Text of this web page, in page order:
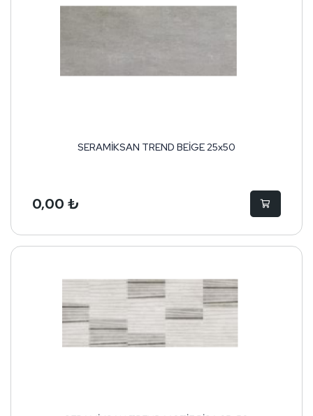
SERAMİKSAN TREND BEİGE 25x50
0,00 ₺